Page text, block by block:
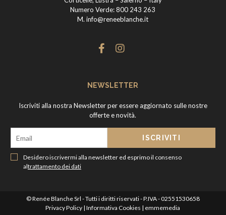
Numero Verde:800 243 263
M.info@reneeblanche.it
NEWSLETTER
Iscriviti alla nostra Newsletter per essere aggiornato sulle nostre
offerte e novità.
Desidero iscrivermi alla newsletter ed esprimo il consenso
altrattamento dei dati
© Renée Blanche Srl - Tutti i diritti riservati - P.IVA - 02551530658
Privacy Policy |Informativa Cookies | emmemedia